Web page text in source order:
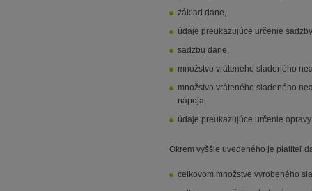
základ dane,
údaje preukazujúce určenie
sadzbu dane,
množstvo vráteného sladeného
množstvo vráteného sladeného
nápoja,
údaje preukazujúce určenie
Okrem vyššie uvedeného je platiteľ
celkovom množstve vyrobeného